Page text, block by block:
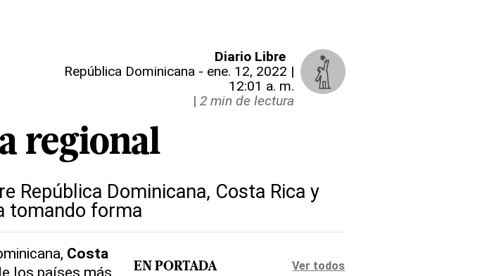
Diario Libre
República Dominicana- ene. 12, 2022 |
12:01 a. m.
| 2 min de lectura
regional
República Dominicana, Costa Rica y
tomando forma
Costa
los países más
EN PORTADA Ver todos